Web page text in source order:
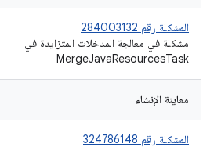
المشكلة رقم 284003132
مشكلة في معالجة المدخلات المتزايدة في
MergeJavaResourcesTask
معاينة الإنشاء
المشكلة رقم 324786148